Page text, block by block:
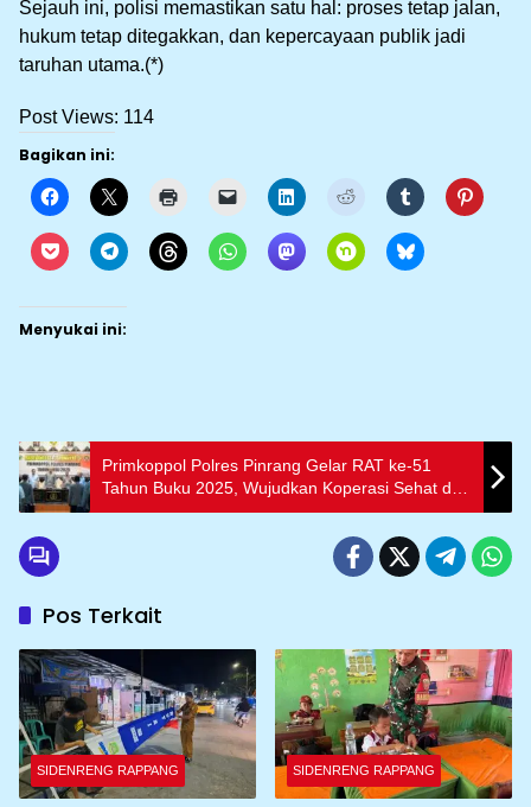
Sejauh ini, polisi memastikan satu hal: proses tetap jalan,
hukum tetap ditegakkan, dan kepercayaan publik jadi
taruhan utama.(*)
Post Views: 114
Bagikan ini:
Menyukai ini:
Primkoppol Polres Pinrang Gelar RAT ke-51
Tahun Buku 2025, Wujudkan Koperasi Sehat dan
Profesional‎
Pos Terkait
SIDENRENG RAPPANG SIDENRENG RAPPANG